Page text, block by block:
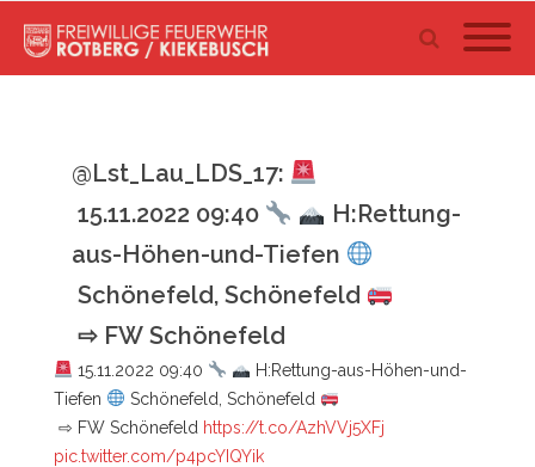
@Lst_Lau_LDS_17:
15.11.2022 09:40
H:Rettung-
aus-Höhen-und-Tiefen
Schönefeld, Schönefeld
⇨ FW Schönefeld
15.11.2022 09:40
H:Rettung-aus-Höhen-und-
Tiefen
Schönefeld, Schönefeld
⇨ FW Schönefeld https://t.co/AzhVVj5XFj
pic.twitter.com/p4pcYIQYik